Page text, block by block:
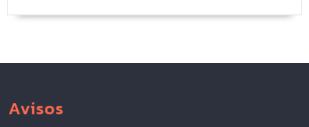
Avisos